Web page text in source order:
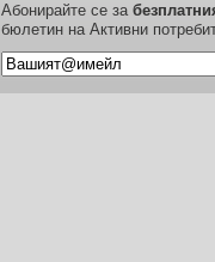
Абонирайте се за
бюлетин на Активни